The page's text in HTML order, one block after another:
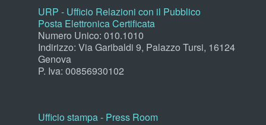
URP - Ufficio Relazioni con il Pubblico
Posta Elettronica Certificata
Numero Unico: 010.1010
Indirizzo: Via Garibaldi 9, Palazzo Tursi, 16124
Genova
P. Iva: 00856930102
Ufficio stampa - Press Room